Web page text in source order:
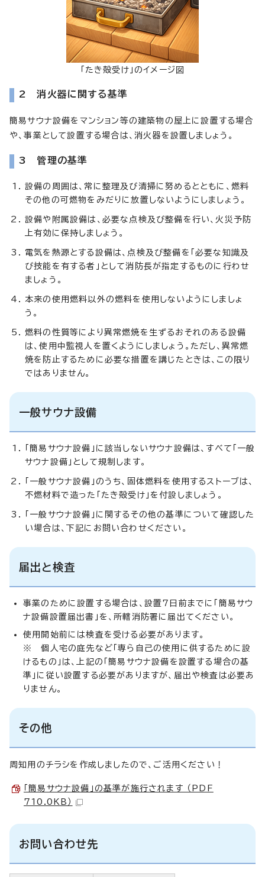
「たき殻受け」のイメージ図
2 消火器に関する基準
簡易サウナ設備をマンション等の建築物の屋上に設置する場合
や、事業として設置する場合は、消火器を設置しましょう。
3 管理の基準
設備の周囲は、常に整理及び清掃に努めるとともに、燃料
その他の可燃物をみだりに放置しないようにしましょう。
設備や附属設備は、必要な点検及び整備を行い、火災予防
上有効に保持しましょう。
電気を熱源とする設備は、点検及び整備を「必要な知識及
び技能を有する者」として消防長が指定するものに行わせ
ましょう。
本来の使用燃料以外の燃料を使用しないようにしましょ
う。
燃料の性質等により異常燃焼を生ずるおそれのある設備
は、使用中監視人を置くようにしましょう。ただし、異常燃
焼を防止するために必要な措置を講じたときは、この限り
ではありません。
一般サウナ設備
「簡易サウナ設備」に該当しないサウナ設備は、すべて「一般
サウナ設備」として規制します。
「一般サウナ設備」のうち、固体燃料を使用するストーブは、
不燃材料で造った「たき殻受け」を付設しましょう。
「一般サウナ設備」に関するその他の基準について確認した
い場合は、下記にお問い合わせください。
届出と検査
事業のために設置する場合は、設置7日前までに「簡易サウ
ナ設備設置届出書」を、所轄消防署に届出てください。
使用開始前には検査を受ける必要があります。
※ 個人宅の庭先など「専ら自己の使用に供するために設
けるもの」は、上記の「簡易サウナ設備を設置する場合の基
準」に従い設置する必要がありますが、届出や検査は必要あ
りません。
その他
周知用のチラシを作成しましたので、ご活用ください！
「簡易サウナ設備」の基準が施行されます （PDF
710.0KB）
お問い合わせ先